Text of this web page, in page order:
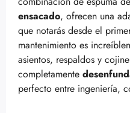
ensacado, ofrecen una
que notarás desde el
mantenimiento es
asientos, respaldos y
completamente
perfecto entre ingeniería,